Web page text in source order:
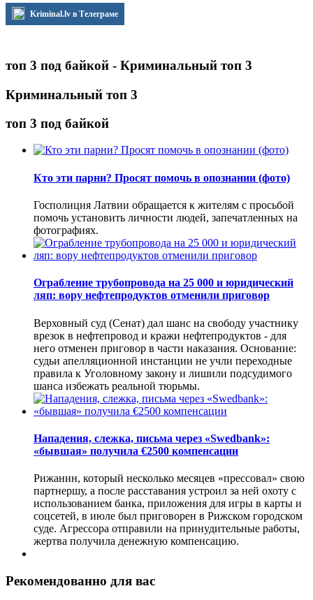
Kriminal.lv в Телеграме
топ 3 под байкой - Криминальный топ 3
Криминальный топ 3
топ 3 под байкой
Кто эти парни? Просят помочь в опознании (фото)
Госполиция Латвии обращается к жителям с просьбой
помочь установить личности людей, запечатленных на
фотографиях.
Ограбление трубопровода на 25 000 и юридический
ляп: вору нефтепродуктов отменили приговор
Верховный суд (Сенат) дал шанс на свободу участнику
врезок в нефтепровод и кражи нефтепродуктов - для
него отменен приговор в части наказания. Основание:
судьи апелляционной инстанции не учли переходные
правила к Уголовному закону и лишили подсудимого
шанса избежать реальной тюрьмы.
Нападения, слежка, письма через «Swedbank»:
«бывшая» получила €2500 компенсации
Рижанин, который несколько месяцев «прессовал» свою
партнершу, а после расставания устроил за ней охоту с
использованием банка, приложения для игры в карты и
соцсетей, в июле был приговорен в Рижском городском
суде. Агрессора отправили на принудительные работы,
жертва получила денежную компенсацию.
Рекомендованно для вас